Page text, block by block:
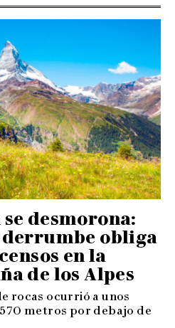
desmorona:
obliga
en la
de los Alpes
rocas ocurrió a unos
metros por debajo de